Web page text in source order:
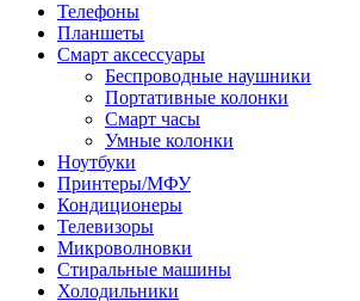
Телефоны
Планшеты
Смарт аксессуары
Беспроводные наушники
Портативные колонки
Смарт часы
Умные колонки
Ноутбуки
Принтеры/МФУ
Кондиционеры
Телевизоры
Микроволновки
Стиральные машины
Холодильники